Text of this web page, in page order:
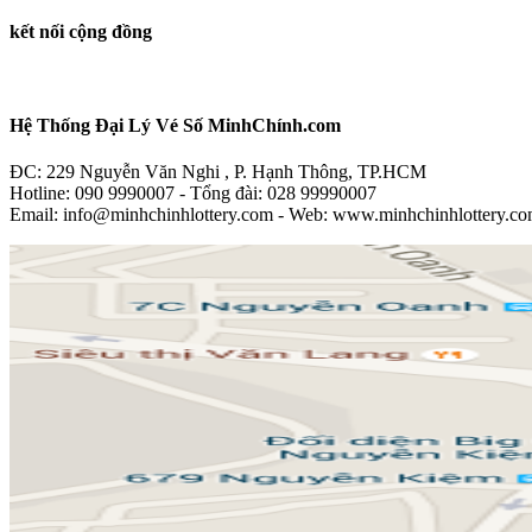
kết nối cộng đồng
Hệ Thống Đại Lý Vé Số MinhChính.com
ĐC: 229 Nguyễn Văn Nghi , P. Hạnh Thông, TP.HCM
Hotline: 090 9990007 - Tổng đài: 028 99990007
Email: info@minhchinhlottery.com - Web: